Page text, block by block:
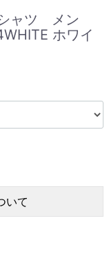
ャツ メン
ホワイ
いて